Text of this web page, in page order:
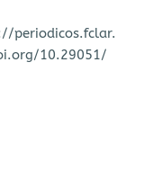
periodicos.fclar.
10.29051/